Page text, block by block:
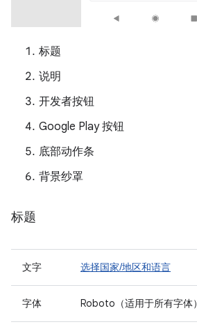
标题
说明
开发者按钮
Google Play 按钮
底部动作条
背景纱罩
标题
文字 选择国家/地区和语言
字体 Roboto（适用于所有字体）